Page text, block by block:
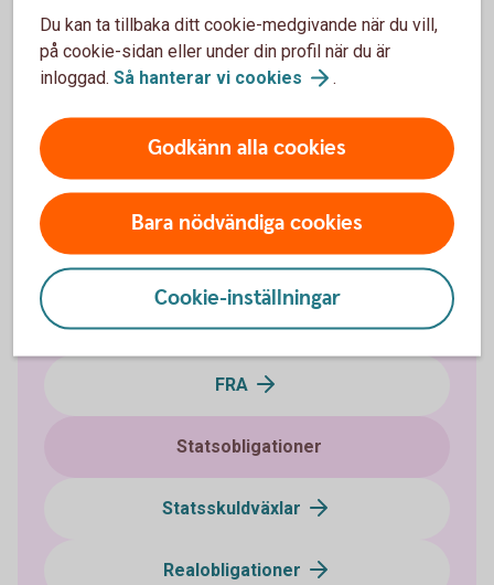
Ränteplaceringar
Företagsobligationer
Certifikat
Bostadsobligationer
Ränteterminer
FRA
Statsobligationer
Statsskuldväxlar
Realobligationer
Du kan ta tillbaka ditt cookie-medgivande när du vill,
på cookie-sidan eller under din profil när du är
inloggad. Så hanterar vi cookies .
Godkänn alla cookies
Bara nödvändiga cookies
Cookie-inställningar